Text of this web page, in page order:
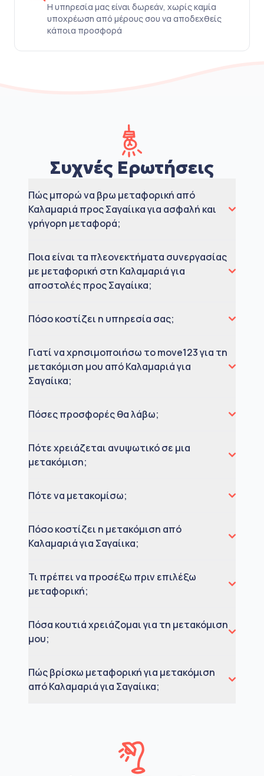
Η υπηρεσία μας είναι δωρεάν, χωρίς καμία
υποχρέωση από μέρους σου να αποδεχθείς
κάποια προσφορά
Συχνές Ερωτήσεις
Πώς μπορώ να βρω μεταφορική από
Καλαμαριά προς Σαγαίικα για ασφαλή και
γρήγορη μεταφορά;
Ποια είναι τα πλεονεκτήματα συνεργασίας
με μεταφορική στη Καλαμαριά για
αποστολές προς Σαγαίικα;
Πόσο κοστίζει η υπηρεσία σας;
Γιατί να χρησιμοποιήσω το move123 για τη
μετακόμιση μου από Καλαμαριά για
Σαγαίικα;
Πόσες προσφορές θα λάβω;
Πότε χρειάζεται ανυψωτικό σε μια
μετακόμιση;
Πότε να μετακομίσω;
Πόσο κοστίζει η μετακόμιση από
Καλαμαριά για Σαγαίικα;
Τι πρέπει να προσέξω πριν επιλέξω
μεταφορική;
Πόσα κουτιά χρειάζομαι για τη μετακόμιση
μου;
Πώς βρίσκω μεταφορική για μετακόμιση
από Καλαμαριά για Σαγαίικα;